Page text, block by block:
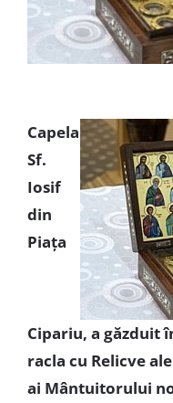
Capela
Sf.
Iosif
din
Piaţa
Cipariu, a găzduit
racla cu Relicve
ai Mântuitorului